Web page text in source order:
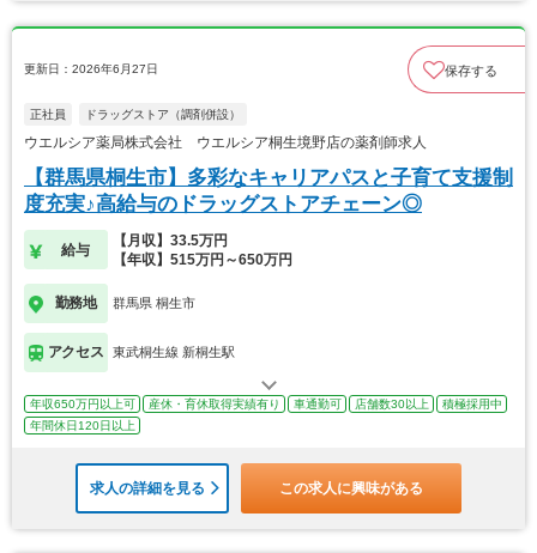
更新日：2026年6月27日 保存する
正社員 ドラッグストア（調剤併設）
ウエルシア薬局株式会社 ウエルシア桐生境野店の薬剤師求人
【群馬県桐生市】多彩なキャリアパスと子育て支援制
度充実♪高給与のドラッグストアチェーン◎
給与
【月収】33.5万円
【年収】515万円～650万円
勤務地 群馬県 桐生市
アクセス 東武桐生線 新桐生駅
年収650万円以上可 産休・育休取得実績有り 車通勤可 店舗数30以上
積極採用中
年間休日120日以上
求人の詳細を見る この求人に興味がある